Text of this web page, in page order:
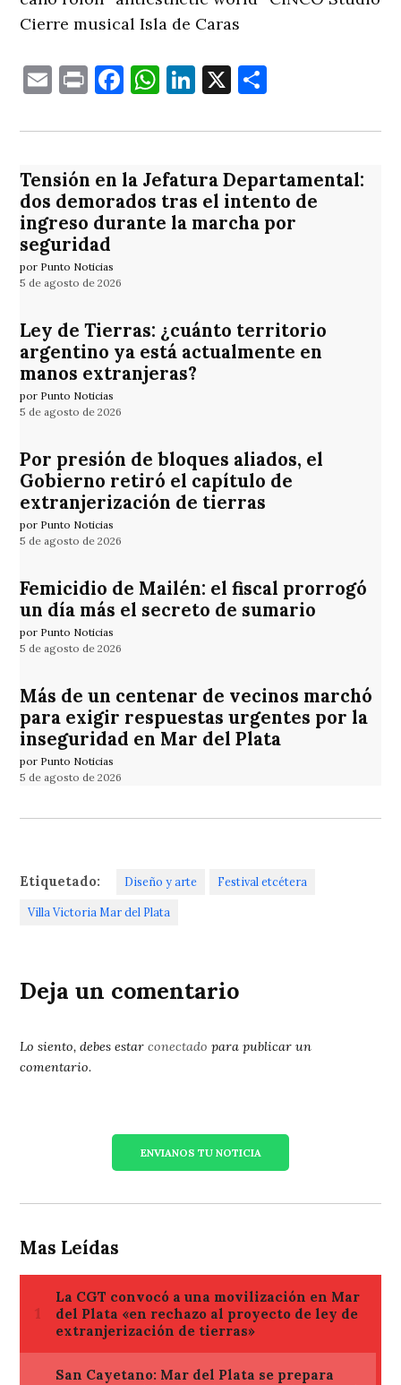
Cierre musical Isla de Caras
EmailPrintFacebook
WhatsApp
LinkedIn
X
Tensión en la Jefatura Departamental:
dos demorados tras el intento de
ingreso durante la marcha por
seguridad
por Punto Noticias
5 de agosto de 2026
Ley de Tierras: ¿cuánto territorio
argentino ya está actualmente en
manos extranjeras?
por Punto Noticias
5 de agosto de 2026
Por presión de bloques aliados, el
Gobierno retiró el capítulo de
extranjerización de tierras
por Punto Noticias
5 de agosto de 2026
Femicidio de Mailén: el fiscal prorrogó
un día más el secreto de sumario
por Punto Noticias
5 de agosto de 2026
Más de un centenar de vecinos marchó
para exigir respuestas urgentes por la
inseguridad en Mar del Plata
por Punto Noticias
5 de agosto de 2026
Etiquetado: Diseño y arte Festival etcétera
Villa Victoria Mar del Plata
Deja un comentario
Lo siento, debes estarconectado para publicar un
comentario.
ENVIANOS TU NOTICIA
Mas Leídas